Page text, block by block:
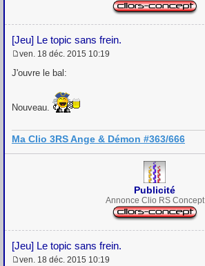
[Jeu] Le topic sans frein.
e
g
ven. 18 déc. 2015 10:19
J'ouvre le bal:
Nouveau.
Ma Clio 3RS Ange & Démon #363/666
Publicité
Annonce Clio RS Concept
[Jeu] Le topic sans frein.
ven. 18 déc. 2015 10:19